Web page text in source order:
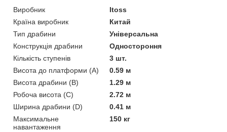
Виробник
Itoss
Країна виробник
Китай
Тип драбини
Універсальна
Конструкція драбини
Одностороння
Кількість ступенів
3 шт.
Висота до платформи (А)
0.59 м
Висота драбини (В)
1.29 м
Робоча висота (С)
2.72 м
Ширина драбини (D)
0.41 м
Максимальне
навантаження
150 кг